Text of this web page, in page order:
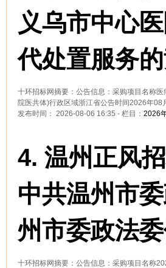
义乌市中心
代处置服务
十环招标网摘要：公告信息：采购项目名称
院医共体)行政区域浙江省公告时间2026年08
发布时间： 2026-08-06 16:35 - 栏目： 2026
4. 温州正风
中共温州市
州市委政法
十环招标网摘要：公告信息：采购项目名称